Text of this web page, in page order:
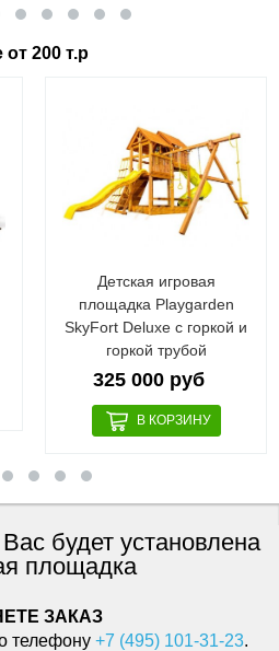
200 т.р
Детская игровая
площадка Playgarden
SkyFort Deluxe с горкой и
горкой трубой
325 000 руб
будет установлена
площадка
ЗАКАЗ
телефону +7 (495) 101-31-23.